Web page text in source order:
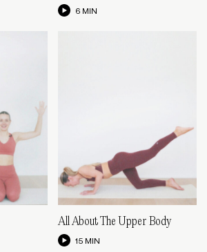
6 MIN
All About The Upper Body
15 MIN